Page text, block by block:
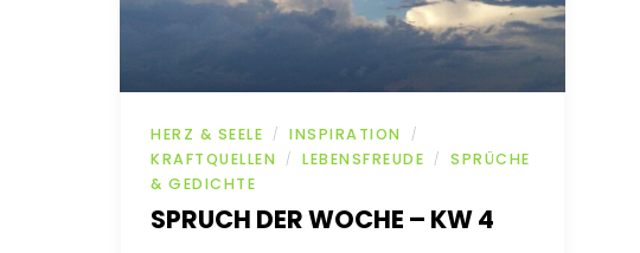
HERZ & SEELE / INSPIRATION /
KRAFTQUELLEN / LEBENSFREUDE /
SPRÜCHE
& GEDICHTE
SPRUCH DER WOCHE – KW 4